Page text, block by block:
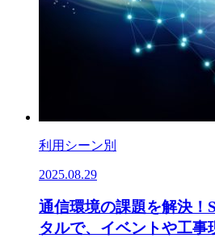
利用シーン別
2025.08.29
通信環境の課題を解決！
タルで、イベントや工事